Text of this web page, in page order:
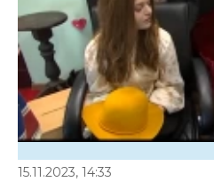
15.11.2023, 14:33